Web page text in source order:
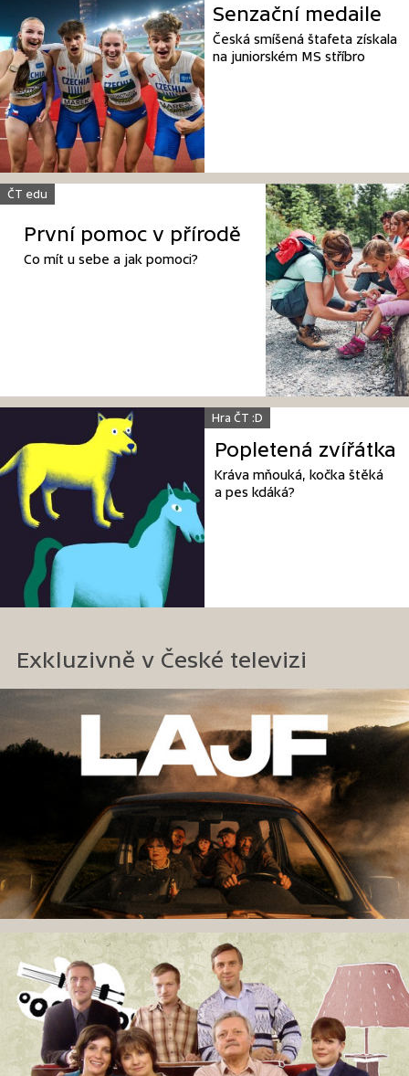
Senzační medaile
Česká smíšená štafeta získala
na juniorském MS stříbro
ČT edu
První pomoc v přírodě
Co mít u sebe a jak pomoci?
Hra ČT :D
Popletená zvířátka
Kráva mňouká, kočka štěká
a pes kdáká?
Exkluzivně v České televizi